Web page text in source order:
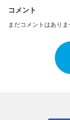
コメント
まだコメントはありま